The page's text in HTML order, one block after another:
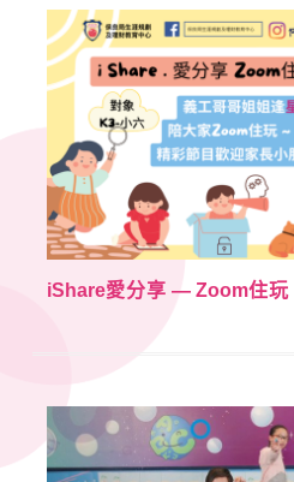
iShare愛分享 — Zoom住玩